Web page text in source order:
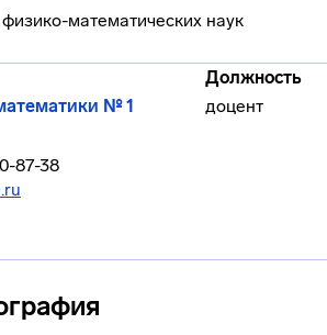
математических наук
Должность
№ 1
доцент
87-38